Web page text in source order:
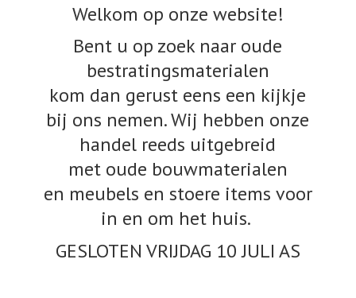
Welkom op onze website!
Bent u op zoek naar oude
bestratingsmaterialen
kom dan gerust eens een kijkje
bij ons nemen. Wij hebben onze
handel reeds uitgebreid
met oude bouwmaterialen
en meubels en stoere items voor
in en om het huis.
GESLOTEN VRIJDAG 10JULI AS